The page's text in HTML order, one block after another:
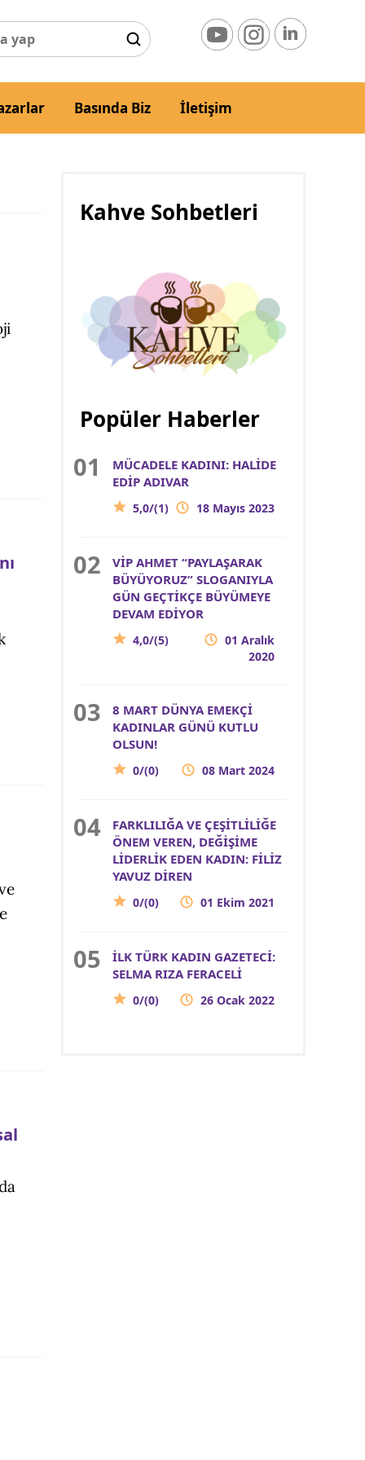
Basında Biz İletişim
Kahve Sohbetleri
Popüler Haberler
MÜCADELE KADINI: HALİDE
EDİP ADIVAR
5,0/(1) 18 Mayıs 2023
VİP AHMET “PAYLAŞARAK
BÜYÜYORUZ” SLOGANIYLA
GÜN GEÇTİKÇE BÜYÜMEYE
DEVAM EDİYOR
4,0/(5)
01 Aralık
2020
8 MART DÜNYA EMEKÇİ
KADINLAR GÜNÜ KUTLU
OLSUN!
0/(0) 08 Mart 2024
FARKLILIĞA VE ÇEŞİTLİLİĞE
ÖNEM VEREN, DEĞİŞİME
LİDERLİK EDEN KADIN: FİLİZ
YAVUZ DİREN
0/(0) 01 Ekim 2021
İLK TÜRK KADIN GAZETECİ:
SELMA RIZA FERACELİ
0/(0) 26 Ocak 2022